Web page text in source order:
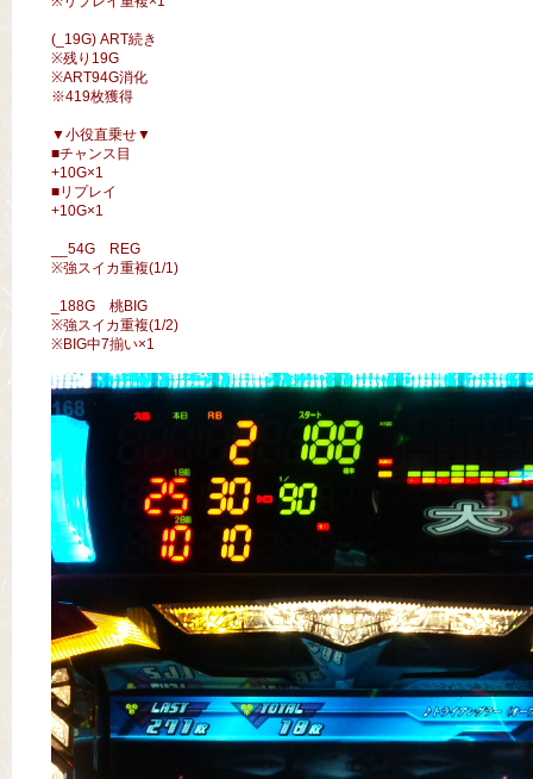
(_19G) ART続き
※残り19G
※ART94G消化
※419枚獲得
▼小役直乗せ▼
■チャンス目
+10G×1
■リプレイ
+10G×1
__54G REG
※強スイカ重複(1/1)
_188G 桃BIG
※強スイカ重複(1/2)
※BIG中7揃い×1